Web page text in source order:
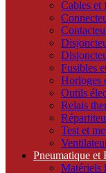
Cables et
Fusibles
Horloges
Outils
Relais
Test et
Pneumatique et
Matériels